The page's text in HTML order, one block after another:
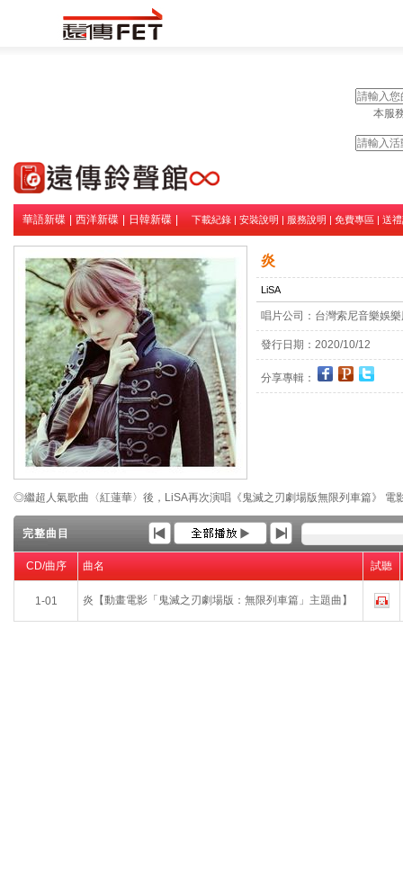
本服
華語新碟 西洋新碟 日韓新碟 下載紀錄 | 安裝說明 | 服務說明 | 免費專區 | 送
炎
LiSA
唱片公司： 台灣索尼音樂娛
發行日期： 2020/10/12
分享專輯：
◎繼超人氣歌曲〈紅蓮華〉後，LiSA再次演唱《鬼滅之刃劇場版無限列車篇》 電
完整曲目
CD/曲序 曲名 試聽
1-01 炎【動畫電影「鬼滅之刃劇場版：無限列車篇」主題曲】